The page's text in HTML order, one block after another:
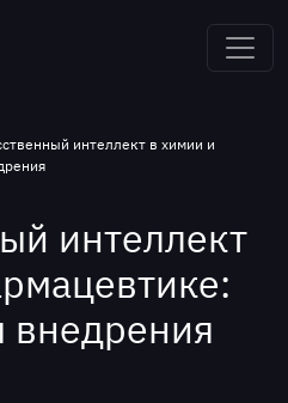
интеллект в химии и
интеллект
внедрения